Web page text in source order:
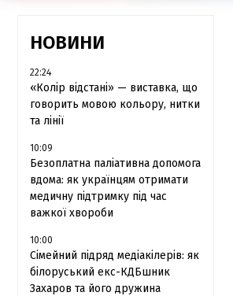
НОВИНИ
22:24
«Колір відстані» — виставка, що
говорить мовою кольору, нитки
та лінії
10:09
Безоплатна паліативна допомога
вдома: як українцям отримати
медичну підтримку під час
важкої хвороби
10:00
Сімейний підряд медіакілерів: як
білоруський екс-КДБшник
Захаров та його дружина